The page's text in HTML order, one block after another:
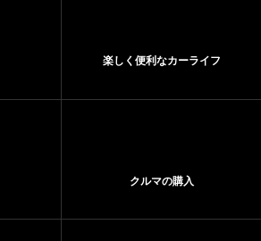
楽しく便利なカーライフ
クルマの購入